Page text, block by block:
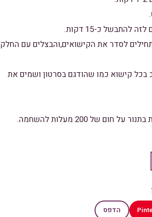
ומתחילים לסדר את הקישואים,והבצלים עם החלק
בכל קישוא כמו שהודגם בסרטון ושמים את
הדפס